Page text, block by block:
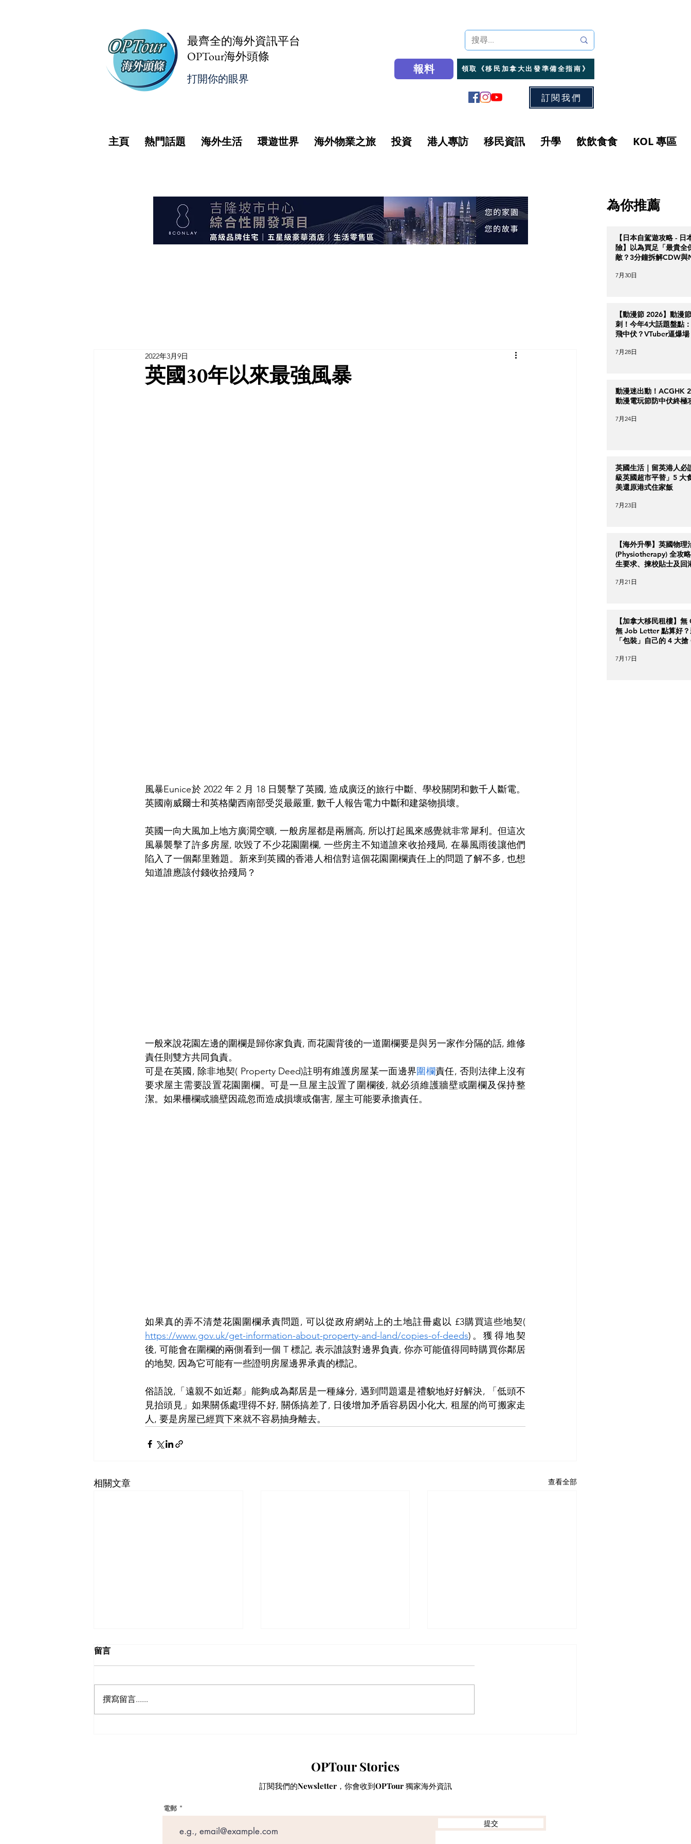
最齊全的海外資訊平台
OPTour海外頭條
打開你的眼界
報料 領取《移民加拿大出發準備全指南》
訂閱我們
主頁 熱門話題 海外生活 環遊世界 海外物業之旅 投資 港人專訪 移民資訊 升學 飲飲食食 KOL 專區
英國30年以來最強風暴
2022年3月9日
風暴Eunice於 2022 年 2 月 18 日襲擊了英國, 造成廣泛的旅行中斷、學校關閉和數千人斷電。
英國南威爾士和英格蘭西南部受災最嚴重, 數千人報告電力中斷和建築物損壞。
英國一向大風加上地方廣濶空曠, 一般房屋都是兩層高, 所以打起風來感覺就非常犀利。但這次
風暴襲擊了許多房屋, 吹毀了不少花園圍欄, 一些房主不知道誰來收拾殘局, 在暴風雨後讓他們
陷入了一個鄰里難題。新來到英國的香港人相信對這個花園圍欄責任上的問題了解不多, 也想
知道誰應該付錢收拾殘局？
一般來說花園左邊的圍欄是歸你家負責, 而花園背後的一道圍欄要是與另一家作分隔的話, 維修
責任則雙方共同負責。
可是在英國, 除非地契( Property Deed)註明有維護房屋某一面邊界圍欄責任, 否則法律上沒有
要求屋主需要設置花園圍欄。可是一旦屋主設置了圍欄後, 就必須維護牆壁或圍欄及保持整
潔。如果柵欄或牆壁因疏忽而造成損壞或傷害, 屋主可能要承擔責任。
https://www.gov.uk/get-information-about-property-and-land/copies-of-deeds)。獲得地契
後, 可能會在圍欄的兩側看到一個 T 標記, 表示誰該對邊界負責, 你亦可能值得同時購買你鄰居
的地契, 因為它可能有一些證明房屋邊界承責的標記。
俗語說,「遠親不如近鄰」能夠成為鄰居是一種緣分, 遇到問題還是禮貌地好好解決, 「低頭不
見抬頭見」如果關係處理得不好, 關係搞差了, 日後增加矛盾容易因小化大, 租屋的尚可搬家走
人, 要是房屋已經買下來就不容易抽身離去。
相關文章 查看全部
App
留言
撰寫留言......
為你推薦
【日本自駕遊攻略 - 日
險】以為買足「最貴全
敵？3分鐘拆解CDW與
7月30日
【動漫節 2026】動漫
刺！今年4大話題盤點
飛中伏？VTuber逼爆場
7月28日
動漫迷出動！ACGHK
動漫電玩節防中伏終極
7月24日
英國生活｜留英港人必
級英國超市平替」5 大
美還原港式住家飯
7月23日
【海外升學】英國物理
(Physiotherapy) 全攻
生要求、揀校貼士及回
7月21日
【加拿大移民租樓】
無 Job Letter 點算好
「包裝」自己的 4 大
7月17日
OPTour Stories
訂閱我們的Newsletter，你會收到OPTour 獨家海外資訊
電郵
提交